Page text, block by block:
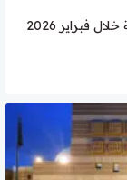
فبراير 2026